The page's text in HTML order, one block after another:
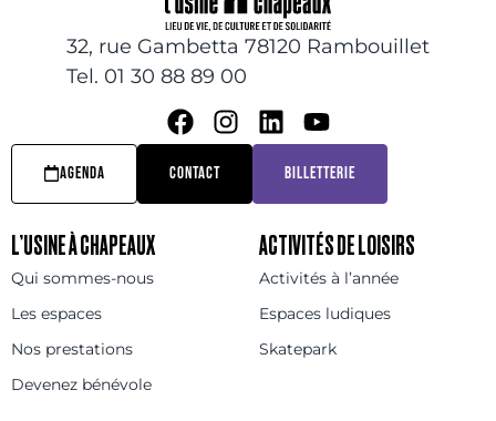
32, rue Gambetta 78120 Rambouillet
Tel. 01 30 88 89 00
AGENDA CONTACT BILLETTERIE
L’USINE À CHAPEAUX
Qui sommes-nous
Les espaces
Nos prestations
Devenez bénévole
ACTIVITÉS DE LOISIRS
Activités à l’année
Espaces ludiques
Skatepark